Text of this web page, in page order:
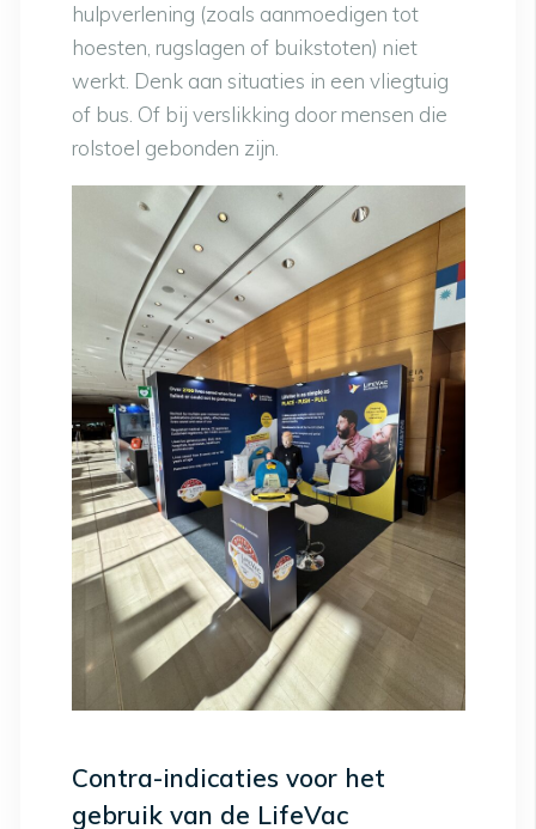
hulpverlening (zoals aanmoedigen tot
hoesten, rugslagen of buikstoten) niet
werkt. Denk aan situaties in een vliegtuig
of bus. Of bij verslikking door mensen die
rolstoel gebonden zijn.
Contra-indicaties voor het
gebruik van de LifeVac